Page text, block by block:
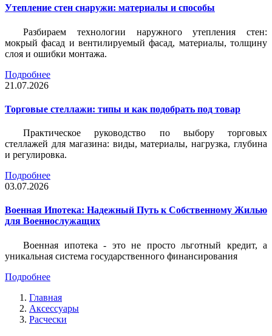
Утепление стен снаружи: материалы и способы
Разбираем технологии наружного утепления стен:
мокрый фасад и вентилируемый фасад, материалы, толщину
слоя и ошибки монтажа.
Подробнее
21.07.2026
Торговые стеллажи: типы и как подобрать под товар
Практическое руководство по выбору торговых
стеллажей для магазина: виды, материалы, нагрузка, глубина
и регулировка.
Подробнее
03.07.2026
Военная Ипотека: Надежный Путь к Собственному Жилью
для Военнослужащих
Военная ипотека - это не просто льготный кредит, а
уникальная система государственного финансирования
Подробнее
Главная
Аксессуары
Расчески